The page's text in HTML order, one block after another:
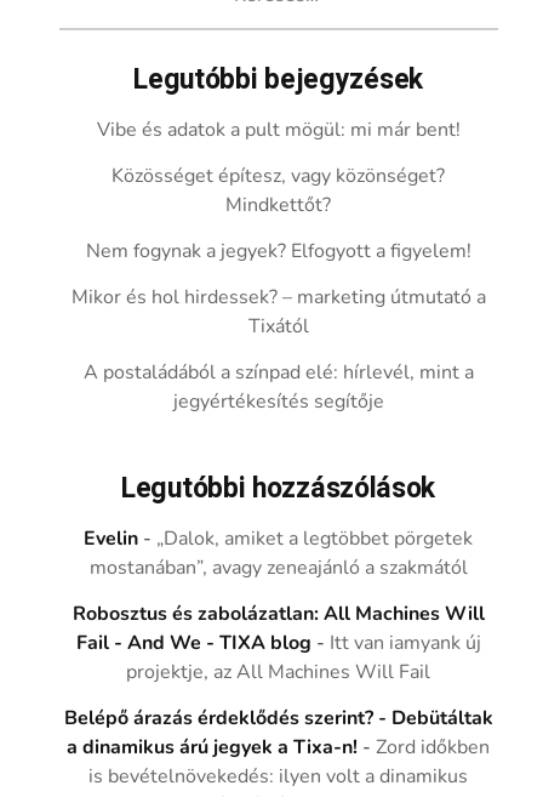
Legutóbbi bejegyzések
Vibe és adatok a pult mögül: mi már bent!
Közösséget építesz, vagy közönséget?
Mindkettőt?
Nem fogynak a jegyek? Elfogyott a figyelem!
Mikor és hol hirdessek? – marketing útmutató a
Tixától
A postaládából a színpad elé: hírlevél, mint a
jegyértékesítés segítője
Legutóbbi hozzászólások
Evelin - „Dalok, amiket a legtöbbet pörgetek
mostanában”, avagy zeneajánló a szakmától
Robosztus és zabolázatlan: All Machines Will
Fail - And We - TIXA blog - Itt van iamyank új
projektje, az All Machines Will Fail
Belépő árazás érdeklődés szerint? - Debütáltak
a dinamikus árú jegyek a Tixa-n! -Zord időkben
is bevételnövekedés: ilyen volt a dinamikus